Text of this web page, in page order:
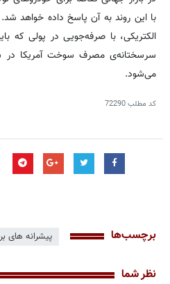
با این روند به آن پاسخ داده خواهد
الکتریکی، با صرفه‌جویی در پولی که
می‌شود.
کد مطلب72290
برچسب‌ها پیشرانه های
نظر شما